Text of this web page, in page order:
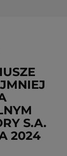
S.A.
2024